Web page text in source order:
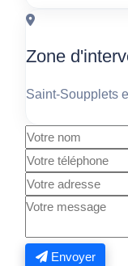
Zone
Saint-Soupplets
Envoyer